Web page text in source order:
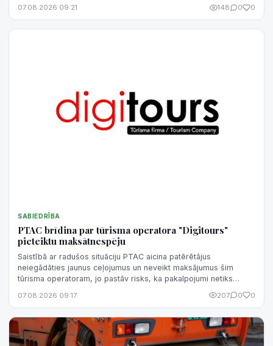
07.08.2026 09:21 148 0 0
SABIEDRĪBA
PTAC brīdina par tūrisma operatora "Digitours"
pieteiktu maksātnespēju
Saistībā ar radušos situāciju PTAC aicina patērētājus
neiegādāties jaunus ceļojumus un neveikt maksājumus šim
tūrisma operatoram, jo pastāv risks, ka pakalpojumi netiks
07.08.2026 09:17 207 0 0